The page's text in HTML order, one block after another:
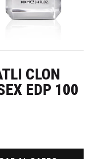
CLON
EDP 100